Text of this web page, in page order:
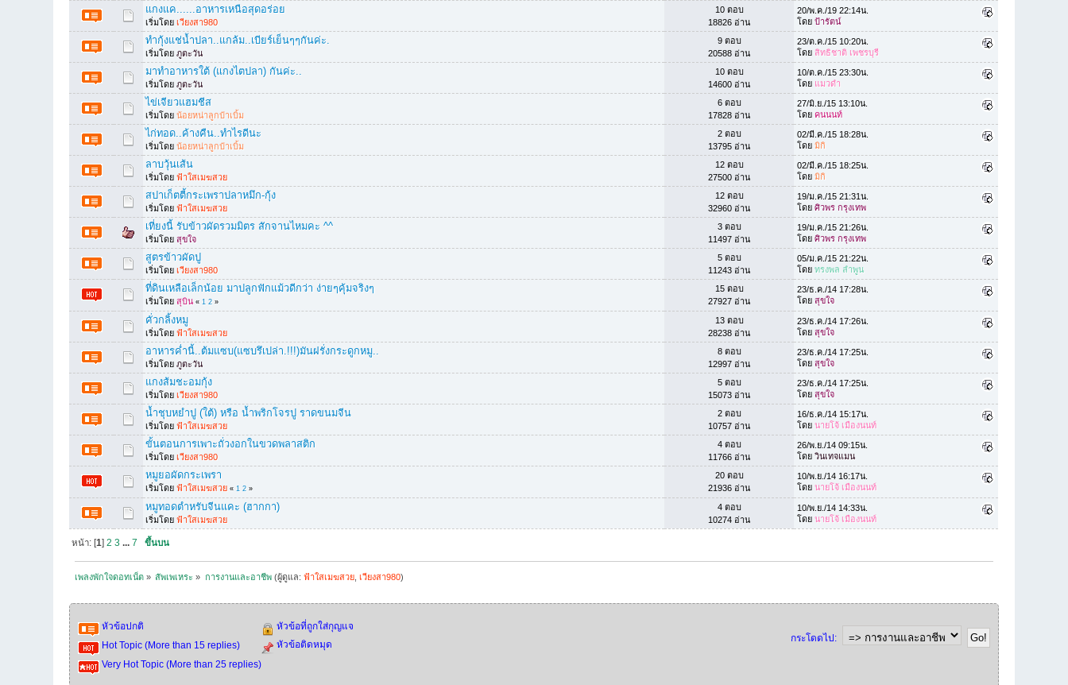
แกงแค......อาหารเหนือสุดอร่อย
เริ่มโดยเวียงสา980
10 ตอบ
18826 อ่าน
20/พ.ค./19 22:14น.
โดยป้ารัตน์
ทำกุ้งแช่น้ำปลา..แกล้ม..เบียร์เย็นๆๆกันค่ะ.
เริ่มโดยภูตะวัน
9 ตอบ
20588 อ่าน
23/ต.ค./15 10:20น.
โดย สิทธิชาติ เพชรบุรี
มาทำอาหารใต้ (แกงไตปลา) กันค่ะ..
เริ่มโดยภูตะวัน
10 ตอบ
14600 อ่าน
10/ต.ค./15 23:30น.
โดย แมวดำ
ไข่เจียวแฮมชีส
เริ่มโดยน้อยหน่าลูกป๋าเบิ้ม
6 ตอบ
17828 อ่าน
27/มิ.ย./15 13:10น.
โดย คนนนท์
ไก่ทอด..ค้างคืน..ทำไรดีนะ
เริ่มโดยน้อยหน่าลูกป๋าเบิ้ม
2 ตอบ
13795 อ่าน
02/มี.ค./15 18:28น.
โดยมิกิ
ลาบวุ้นเส้น
เริ่มโดยฟ้าใสเมฆสวย
12 ตอบ
27500 อ่าน
02/มี.ค./15 18:25น.
โดยมิกิ
สปาเก็ตตี้กระเพราปลาหมึก-กุ้ง
เริ่มโดยฟ้าใสเมฆสวย
12 ตอบ
32960 อ่าน
19/ม.ค./15 21:31น.
โดยศิวพร กรุงเทพ
เที่ยงนี้ รับข้าวผัดรวมมิตร สักจานไหมคะ ^^
เริ่มโดยสุขใจ
3 ตอบ
11497 อ่าน
19/ม.ค./15 21:26น.
โดยศิวพร กรุงเทพ
สูตรข้าวผัดปู
เริ่มโดยเวียงสา980
5 ตอบ
11243 อ่าน
05/ม.ค./15 21:22น.
โดยทรงพล ลำพูน
ที่ดินเหลือเล็กน้อย มาปลูกฟักแม้วดีกว่า ง่ายๆคุ้มจริงๆ
เริ่มโดยสุบิน «1 2 »
15 ตอบ
27927 อ่าน
23/ธ.ค./14 17:28น.
โดยสุขใจ
คั่วกลิ้งหมู
เริ่มโดยฟ้าใสเมฆสวย
13 ตอบ
28238 อ่าน
23/ธ.ค./14 17:26น.
โดยสุขใจ
อาหารค่ำนี้..ต้มแซบ(แซบรึเปล่า.!!!)มันฝรั่งกระดูกหมู..
เริ่มโดยภูตะวัน
8 ตอบ
12997 อ่าน
23/ธ.ค./14 17:25น.
โดยสุขใจ
แกงส้มชะอมกุ้ง
เริ่มโดยเวียงสา980
5 ตอบ
15073 อ่าน
23/ธ.ค./14 17:25น.
โดยสุขใจ
น้ำชุบหยำปู (ใต้) หรือ น้ำพริกโจรปู ราดขนมจีน
เริ่มโดยฟ้าใสเมฆสวย
2 ตอบ
10757 อ่าน
16/ธ.ค./14 15:17น.
โดยนายโจ้ เมืองนนท์
ขั้นตอนการเพาะถั่วงอกในขวดพลาสติก
เริ่มโดยเวียงสา980
4 ตอบ
11766 อ่าน
26/พ.ย./14 09:15น.
โดยวินเทจแมน
หมูยอผัดกระเพรา
เริ่มโดยฟ้าใสเมฆสวย «1 2 »
20 ตอบ
21936 อ่าน
10/พ.ย./14 16:17น.
โดยนายโจ้ เมืองนนท์
หมูทอดตำหรับจีนแคะ (ฮากกา)
เริ่มโดยฟ้าใสเมฆสวย
4 ตอบ
10274 อ่าน
10/พ.ย./14 14:33น.
โดยนายโจ้ เมืองนนท์
หน้า: [ 1 2 3 ... 7 ขึ้นบน
เพลงพักใจดอทเน็ต» สัพเพเหระ » การงานและอาชีพ(ผู้ดูแล: ฟ้าใสเมฆสวย, เวียงสา980)
กระโดดไป:
หัวข้อปกติ
Hot Topic (More than 15 replies)
Very Hot Topic (More than 25 replies)
หัวข้อที่ถูกใส่กุญแจ
หัวข้อติดหมุด